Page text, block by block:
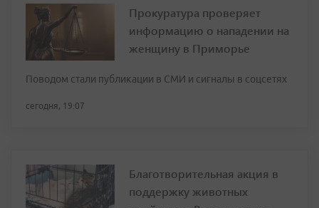
Прокуратура проверяет
информацию о нападении на
женщину в Приморье
Поводом стали публикации в СМИ и сигналы в соцсетях
сегодня, 19:07
Благотворительная акция в
поддержку животных